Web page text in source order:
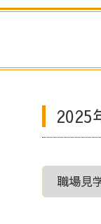
2025
職場見